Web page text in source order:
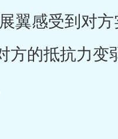
感受到对方实
方的抵抗力变